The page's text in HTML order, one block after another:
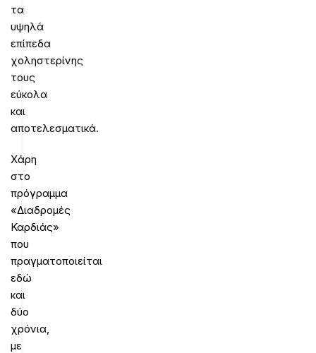
τα
υψηλά
επίπεδα
χοληστερίνης
τους
εύκολα
και
αποτελεσματικά.
Χάρη
στο
πρόγραμμα
«Διαδρομές
Καρδιάς»
που
πραγματοποιείται
εδώ
και
δύο
χρόνια,
με